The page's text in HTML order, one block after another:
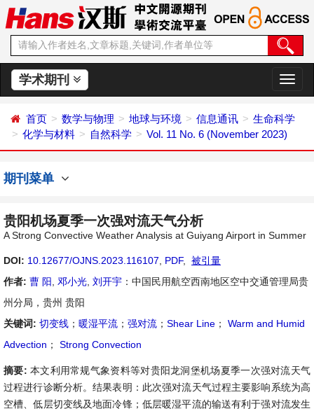
学术期刊
切
换
航
首页 数学与物理 地球与环境 信息通讯
生命科学
化学与材料
自然科学 Vol. 11 No. 6 (November 2023)
期刊菜单
贵阳机场夏季一次强对流天气分析
A Strong Convective Weather Analysis at Guiyang Airport in Summer
DOI: 10.12677/OJNS.2023.116107 PDF,
被引量
作者: 曹 阳 邓小光 刘开宇 ：中国民用航空西南地区空中交通管理局贵
州分局，贵州 贵阳
关键词: 切变线 ； 暖湿平流 ； 强对流 ； Shear Line ；
Warm and Humid
Advection ； Strong Convection
摘要: 本文利用常规气象资料等对贵阳龙洞堡机场夏季一次强对流天气
过程进行诊断分析。结果表明：此次强对流天气过程主要影响系统为高
空槽、低层切变线及地面冷锋；低层暖湿平流的输送有利于强对流发生